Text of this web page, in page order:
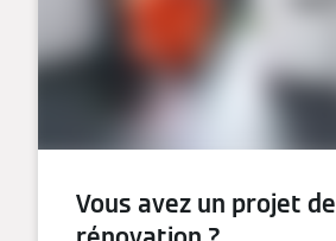
Vous avez un projet de